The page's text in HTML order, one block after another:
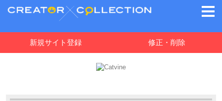
新規サイト登録 修正・削除